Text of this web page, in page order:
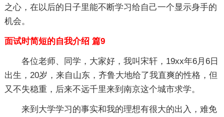
之心，在以后的日子里能不断学习给自己一个显示身手的
机会。
面试时简短的自我介绍 篇9
各位老师、同学，大家好，我叫宋轩，19xx年6月6日
出生，20岁，来自山东，齐鲁大地给了我直爽的性格，但
又不失稳重，后来不远千里来到南京这个城市求学。
来到大学学习的事实和我的理想有很大的出入，难免